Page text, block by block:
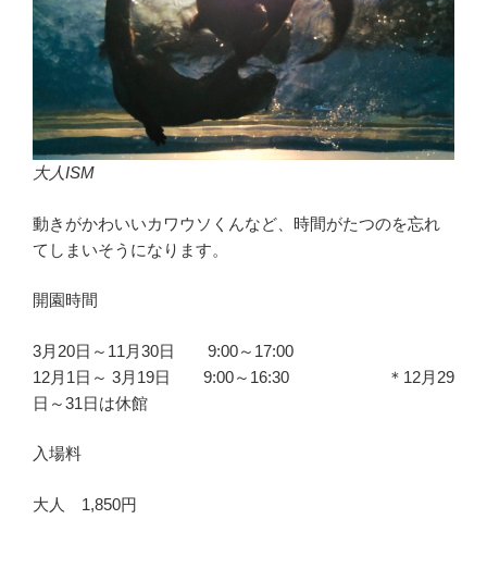
大人ISM
動きがかわいいカワウソくんなど、時間がたつのを忘れ
てしまいそうになります。
開園時間
3月20日～11月30日 9:00～17:00
12月1日～ 3月19日 9:00～16:30 ＊12月29
日～31日は休館
入場料
大人 1,850円